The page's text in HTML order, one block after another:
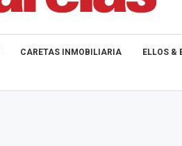
CARETAS INMOBILIARIA ELLOS &